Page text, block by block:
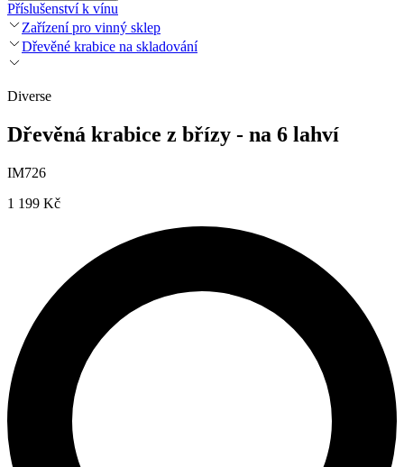
Příslušenství k vínu
Zařízení pro vinný sklep
Dřevěné krabice na skladování
Diverse
Dřevěná krabice z břízy - na 6 lahví
IM726
1 199 Kč